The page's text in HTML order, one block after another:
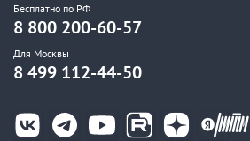
Бесплатно по РФ
8 800 200-60-57
Для Москвы
8 499 112-44-50